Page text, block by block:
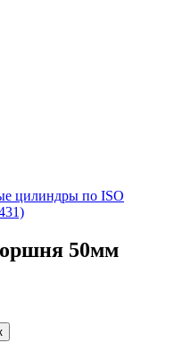
цилиндры по ISO
50мм